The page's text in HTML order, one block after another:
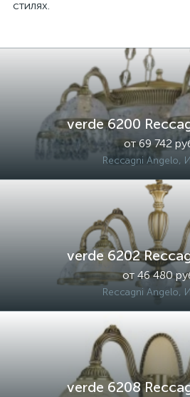
стилях.
verde 6200
от 69 742
Reccagni Angelo,
verde 6202
от 46 480
Reccagni Angelo,
verde 6208